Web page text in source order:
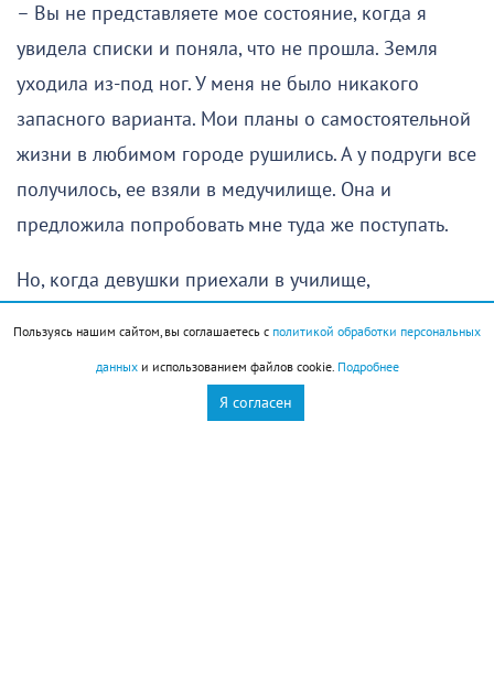
– Вы не представляете мое состояние, когда я
увидела списки и поняла, что не прошла. Земля
уходила из-под ног. У меня не было никакого
запасного варианта. Мои планы о самостоятельной
жизни в любимом городе рушились. А у подруги все
получилось, ее взяли в медучилище. Она и
предложила попробовать мне туда же поступать.
Но, когда девушки приехали в училище,
и решил принять Ольгу Михайловну в порядке
Пользуясь нашим сайтом, вы соглашаетесь с политикой обработки персональных
данныхи использованием файлов cookie. Подробнее
Я согласен